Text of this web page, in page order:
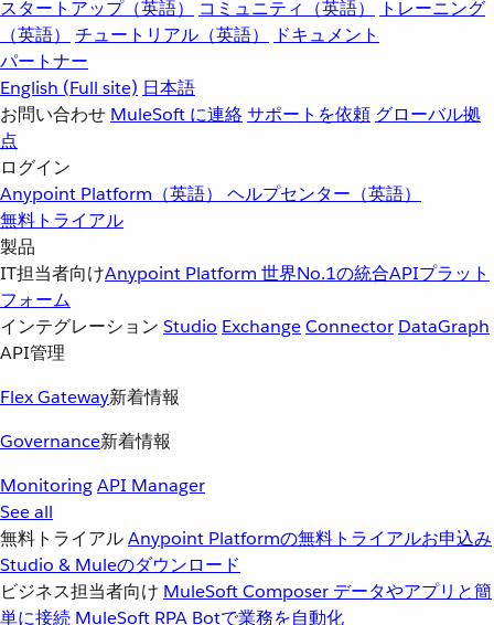
スタートアップ（英語）
コミュニティ（英語）
トレーニング
（英語）
チュートリアル（英語）
ドキュメント
パートナー
English (Full site) 日本語
お問い合わせ MuleSoft に連絡サポートを依頼 グローバル拠
点
ログイン
Anypoint Platform（英語） ヘルプセンター（英語）
無料トライアル
製品
IT担当者向けAnypoint Platform 世界No.1の統合APIプラット
フォーム
インテグレーション Studio ExchangeConnector DataGraph
API管理
Flex Gateway新着情報
Governance新着情報
MonitoringAPI Manager
See all
無料トライアルAnypoint Platformの無料トライアルお申込み
Studio & Muleのダウンロード
ビジネス担当者向け MuleSoft Composer データやアプリと簡
単に接続 MuleSoft RPA Botで業務を自動化